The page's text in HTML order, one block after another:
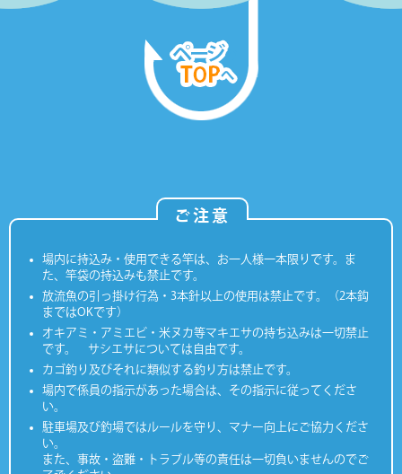
ご注意
場内に持込み・使用できる竿は、お一人様一本限りです。ま
た、竿袋の持込みも禁止です。
放流魚の引っ掛け行為・3本針以上の使用は禁止です。（2本鈎
まではOKです）
オキアミ・アミエビ・米ヌカ等マキエサの持ち込みは一切禁止
です。 サシエサについては自由です。
カゴ釣り及びそれに類似する釣り方は禁止です。
場内で係員の指示があった場合は、その指示に従ってくださ
い。
駐車場及び釣場ではルールを守り、マナー向上にご協力くださ
い。
また、事故・盗難・トラブル等の責任は一切負いませんのでご